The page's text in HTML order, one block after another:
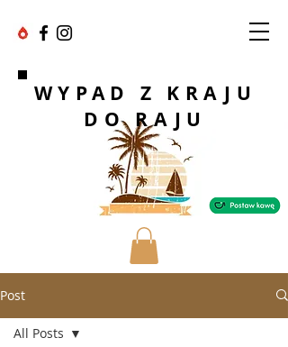
WYPAD Z KRAJU
DO RAJU
Post
All Posts